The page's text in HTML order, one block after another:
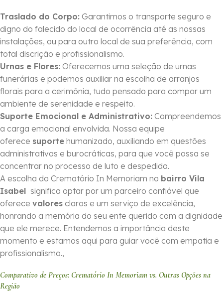
Traslado do Corpo: Garantimos o transporte seguro e
digno do falecido do local de ocorrência até as nossas
instalações, ou para outro local de sua preferência, com
total discrição e profissionalismo.
Urnas e Flores: Oferecemos uma seleção de urnas
funerárias e podemos auxiliar na escolha de arranjos
florais para a cerimônia, tudo pensado para compor um
ambiente de serenidade e respeito.
Suporte Emocional e Administrativo: Compreendemos
a carga emocional envolvida. Nossa equipe
oferece suporte humanizado, auxiliando em questões
administrativas e burocráticas, para que você possa se
concentrar no processo de luto e despedida.
A escolha do Crematório In Memoriam no bairro Vila
Isabel significa optar por um parceiro confiável que
oferece valores claros e um serviço de excelência,
honrando a memória do seu ente querido com a dignidade
que ele merece. Entendemos a importância deste
momento e estamos aqui para guiar você com empatia e
profissionalismo.,
Comparativo de Preços: Crematório In Memoriam vs. Outras Opções na
Região